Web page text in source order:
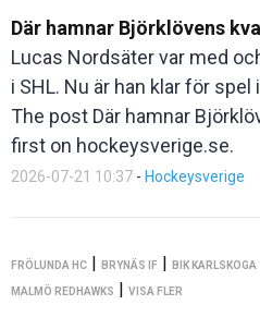
Där hamnar Björklövens
Lucas Nordsäter var med
i SHL. Nu är han klar för
The post Där hamnar
first on hockeysverige.se.
2026-07-21 10:37 - Hockeysverige
FRÖLUNDA HC | BRYNÄS IF | BIK KARLSKOGA
MALMÖ REDHAWKS | VISA FLER